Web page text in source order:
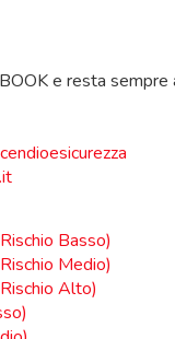
e resta sempre
Basso)
Medio)
Alto)